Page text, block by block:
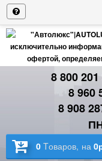
8 800
8 960
8 908
0 Tоваров, на